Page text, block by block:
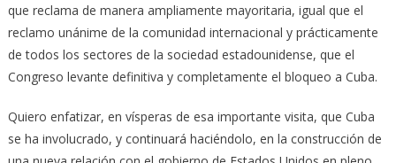
que reclama de manera ampliamente mayoritaria, igual que el
reclamo unánime de la comunidad internacional y prácticamente
de todos los sectores de la sociedad estadounidense, que el
Congreso levante definitiva y completamente el bloqueo a Cuba.
Quiero enfatizar, en vísperas de esa importante visita, que Cuba
se ha involucrado, y continuará haciéndolo, en la construcción de